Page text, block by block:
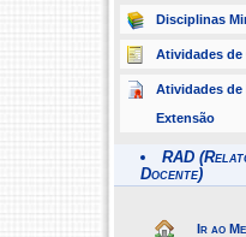
Disciplinas
Atividades de
Atividades de
Extensão
RAD
Docente)
Ir ao